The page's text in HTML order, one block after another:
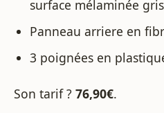
surface mélaminée
Panneau arriere en
3 poignées en
Son tarif ? 76,90€.